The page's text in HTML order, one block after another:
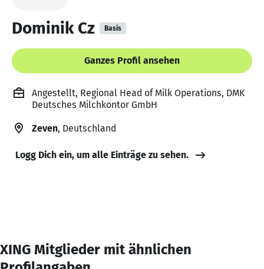
Dominik Cz Basis
Ganzes Profil ansehen
Angestellt, Regional Head of Milk Operations, DMK
Deutsches Milchkontor GmbH
Zeven, Deutschland
Logg Dich ein, um alle Einträge zu sehen.
XING Mitglieder mit ähnlichen